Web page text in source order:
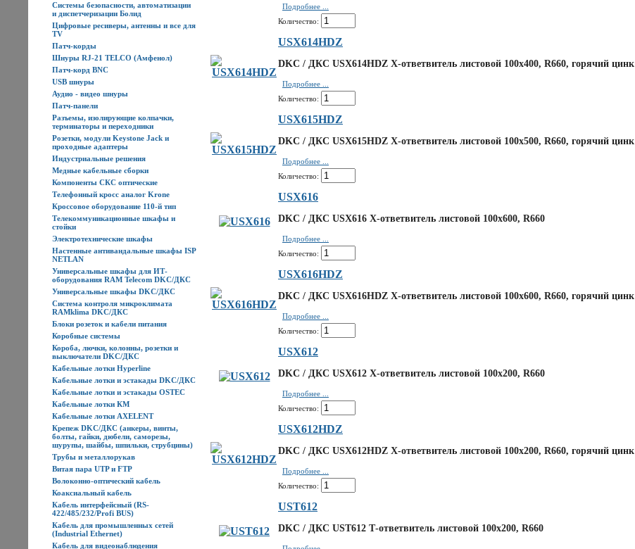
Системы безопасности, автоматизации
и диспетчеризации Болид
Цифровые ресиверы, антенны и все для
TV
Патч-корды
Шнуры RJ-21 TELCO (Амфенол)
Патч-корд BNC
USB шнуры
Аудио - видео шнуры
Патч-панели
Разъемы, изолирующие колпачки,
терминаторы и переходники
Розетки, модули Keystone Jack и
проходные адаптеры
Индустриальные решения
Медные кабельные сборки
Компоненты СКС оптические
Телефонный кросс аналог Krone
Кроссовое оборудование 110-й тип
Телекоммуникационные шкафы и
стойки
Электротехнические шкафы
Настенные антивандальные шкафы ISP
NETLAN
Универсальные шкафы для ИТ-
оборудования RAM Telecom DKC/ДКС
Универсальные шкафы DKC/ДКС
Система контроля микроклимата
RAMklima DKC/ДКС
Блоки розеток и кабели питания
Коробные системы
Короба, лючки, колонны, розетки и
выключатели DKC/ДКС
Кабельные лотки Hyperline
Кабельные лотки и эстакады DKC/ДКС
Кабельные лотки и эстакады OSTEC
Кабельные лотки КМ
Кабельные лотки AXELENT
Крепеж DKC/ДКС (анкеры, винты,
болты, гайки, дюбели, саморезы,
шурупы, шайбы, шпильки, струбцины)
Трубы и металлорукав
Витая пара UTP и FTP
Волоконно-оптический кабель
Коаксиальный кабель
Кабель интерфейсный (RS-
422/485/232/Profi BUS)
Кабель для промышленных сетей
(Industrial Ethernet)
Кабель для видеонаблюдения
Подробнее ...
Количество:
USX614HDZ
DKC / ДКС USX614HDZ Х-ответвитель листовой 100х400, R660, горячий цинк
Подробнее ...
Количество:
USX615HDZ
DKC / ДКС USX615HDZ Х-ответвитель листовой 100х500, R660, горячий цинк
Подробнее ...
Количество:
USX616
DKC / ДКС USX616 Х-ответвитель листовой 100х600, R660
Подробнее ...
Количество:
USX616HDZ
DKC / ДКС USX616HDZ Х-ответвитель листовой 100х600, R660, горячий цинк
Подробнее ...
Количество:
USX612
DKC / ДКС USX612 Х-ответвитель листовой 100х200, R660
Подробнее ...
Количество:
USX612HDZ
DKC / ДКС USX612HDZ Х-ответвитель листовой 100х200, R660, горячий цинк
Подробнее ...
Количество:
UST612
DKC / ДКС UST612 Т-ответвитель листовой 100х200, R660